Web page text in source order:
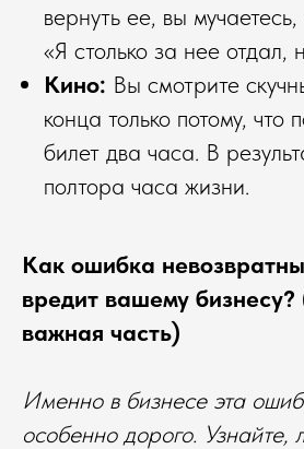
вернуть ее, вы
«Я столько за нее отдал,
Кино: Вы смотрите
конца только потому, что
билет два часа. В
полтора часа жизни.
Как ошибка
вредит вашему
важная часть)
Именно в бизнесе эта
особенно дорого. Узнайте,